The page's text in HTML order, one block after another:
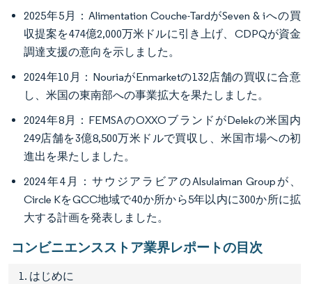
2025年5月：Alimentation Couche-TardがSeven & iへの買
収提案を474億2,000万米ドルに引き上げ、CDPQが資金
調達支援の意向を示しました。
2024年10月：NouriaがEnmarketの132店舗の買収に合意
し、米国の東南部への事業拡大を果たしました。
2024年8月：FEMSAのOXXOブランドがDelekの米国内
249店舗を3億8,500万米ドルで買収し、米国市場への初
進出を果たしました。
2024年4月：サウジアラビアのAlsulaiman Groupが、
Circle KをGCC地域で40か所から5年以内に300か所に拡
大する計画を発表しました。
コンビニエンスストア業界レポートの目次
1. はじめに